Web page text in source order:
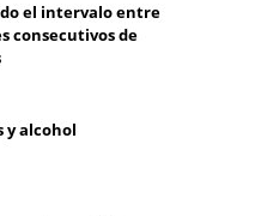
el intervalo entre
consecutivos de
y alcohol